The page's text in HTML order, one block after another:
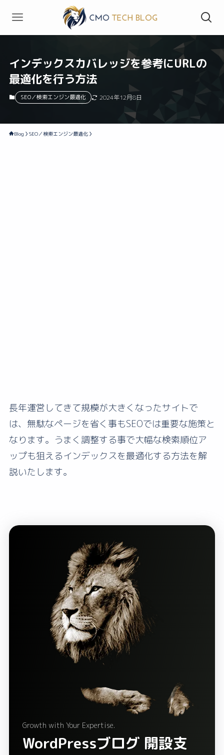
インデックスカバレッジを参考にURLの
最適化を行う方法
SEO／検索エンジン最適化 2024年12月8日
Blog SEO／検索エンジン最適化
長年運営してきて規模が大きくなったサイトで
は、無駄なページを省く事もSEOでは重要な施策と
なります。うまく調整する事で大幅な検索順位ア
ップも狙えるインデックスを最適化する方法を解
説いたします。
Growth with Your Expertise.
WordPressブログ 開設支